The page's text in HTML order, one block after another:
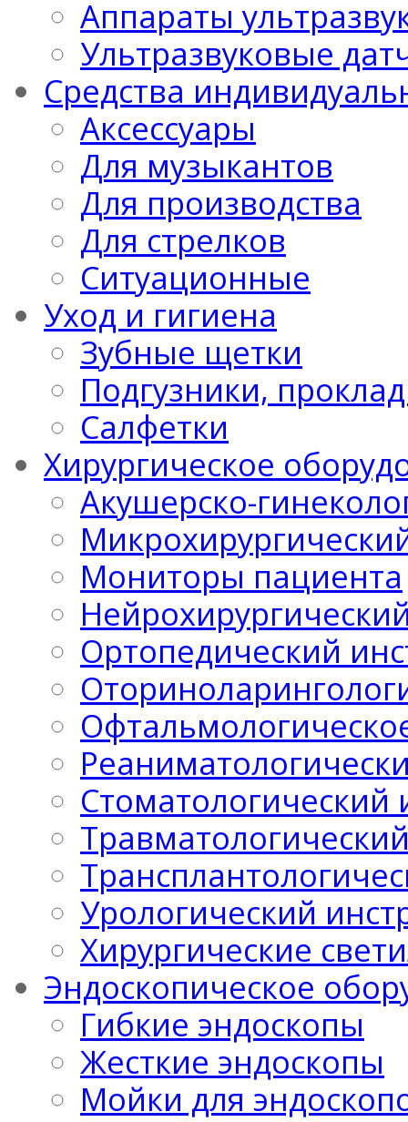
Аппараты
Ультразвуковые
Средства
Аксессуары
Для музыкантов
Для производства
Для стрелков
Ситуационные
Уход и гигиена
Зубные щетки
Подгузники,
Салфетки
Хирургическое
Акушерско-
Мониторы пациента
Ортопедический
Стоматологический
Урологический
Хирургические
Эндоскопическое
Гибкие эндоскопы
Жесткие эндоскопы
Мойки для